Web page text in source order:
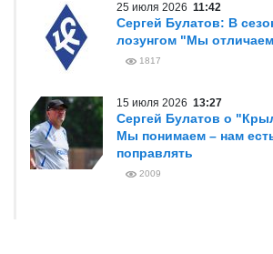
25 июля 2026 11:42
Сергей Булатов: В
лозунгом "Мы
1817
15 июля 2026 13:27
Сергей Булатов о
Мы понимаем – нам
поправлять
2009